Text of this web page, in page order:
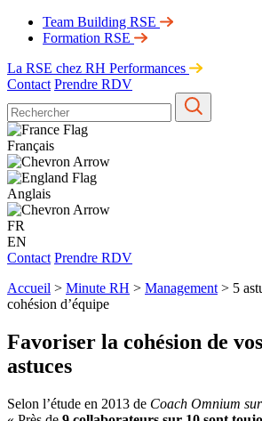
Team Building RSE
Formation RSE
La RSE chez RH Performances
Contact Prendre RDV
Français
Anglais
FR
EN
Contact Prendre RDV
Accueil > Minute RH > Management > 5
cohésion d’équipe
Favoriser la cohésion de
astuces
Selon l’étude en 2013 de Coach Omnium